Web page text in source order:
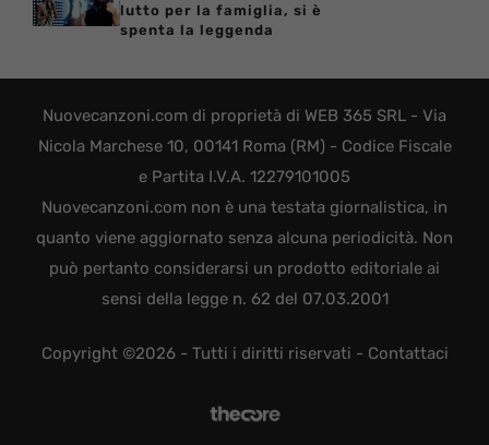
lutto per la famiglia, si è
spenta la leggenda
Nuovecanzoni.com di proprietà di WEB 365 SRL - Via
Nicola Marchese 10, 00141 Roma (RM) - Codice Fiscale
e Partita I.V.A. 12279101005
Nuovecanzoni.com non è una testata giornalistica, in
quanto viene aggiornato senza alcuna periodicità. Non
può pertanto considerarsi un prodotto editoriale ai
sensi della legge n. 62 del 07.03.2001
Copyright ©2026 - Tutti i diritti riservati - Contattaci